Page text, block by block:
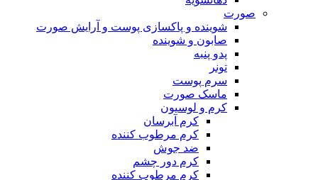
صورت
شوینده و پاکسازی پوست و آرایش صورت
صابون و شوینده
پدو پنبه
تونر
سرم پوست
ماسک صورت
کرم و لوسیون
کرم آبرسان
کرم مرطوب کننده
ضد جوش
کرم دور چشم
کرم مرطوب کننده